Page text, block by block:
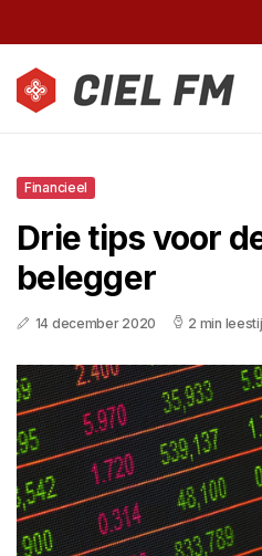
Financieel
Drie tips voor
belegger
14 december 2020 2 min